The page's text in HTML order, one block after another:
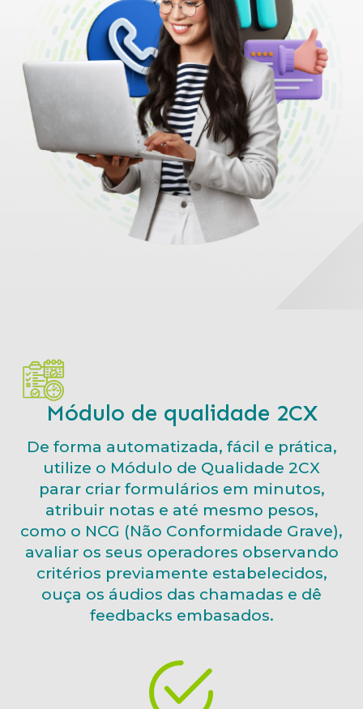
Módulo de qualidade 2CX
De forma automatizada, fácil e prática,
utilize o Módulo de Qualidade 2CX
parar criar formulários em minutos,
atribuir notas e até mesmo pesos,
como o NCG (Não Conformidade Grave),
avaliar os seus operadores observando
critérios previamente estabelecidos,
ouça os áudios das chamadas e dê
feedbacks embasados.